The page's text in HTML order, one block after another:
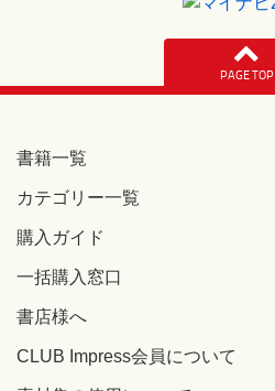
PAGE TOP
書籍一覧
カテゴリー一覧
購入ガイド
一括購入窓口
書店様へ
CLUB Impress会員について